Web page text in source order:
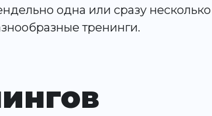
одна или сразу несколько
тренинги.